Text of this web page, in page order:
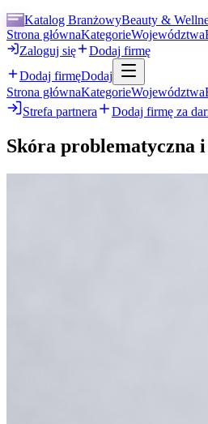
Katalog BranżowyBeauty &
Strona głównaKategorieWojewództwa
Zaloguj się
Dodaj firmę
Dodaj firmęDodaj
Strona głównaKategorieWojewództwa
Strefa partnera
Dodaj firmę za
Skóra problematyczna